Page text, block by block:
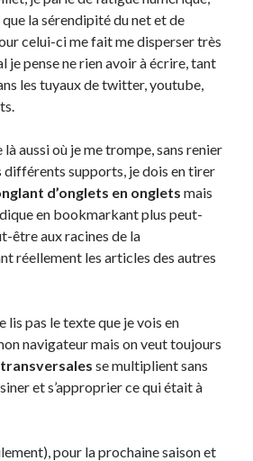
que la sérendipité du net et de
celui-ci me fait me disperser très
je pense ne rien avoir à écrire, tant
les tuyaux de twitter, youtube,
aussi où je me trompe, sans renier
différents supports, je dois en tirer
d’onglets en onglets mais
en bookmarkant plus peut-
être aux racines de la
réellement les articles des autres
lis pas le texte que je vois en
navigateur mais on veut toujours
se multiplient sans
et s’approprier ce qui était à
pour la prochaine saison et